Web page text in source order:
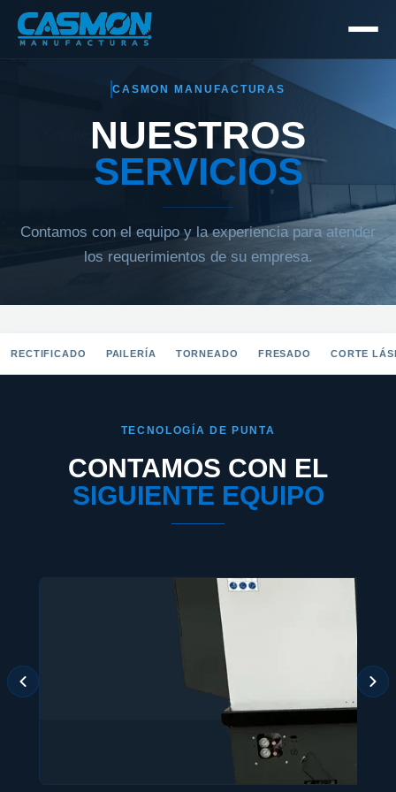
CASMON MANUFACTURAS
NUESTROS
SERVICIOS
Contamos con el equipo y la experiencia para atender
los requerimientos de su empresa.
RECTIFICADO PAILERÍA TORNEADO FRESADO CORTE
TECNOLOGÍA DE PUNTA
CONTAMOS CON EL
SIGUIENTE EQUIPO